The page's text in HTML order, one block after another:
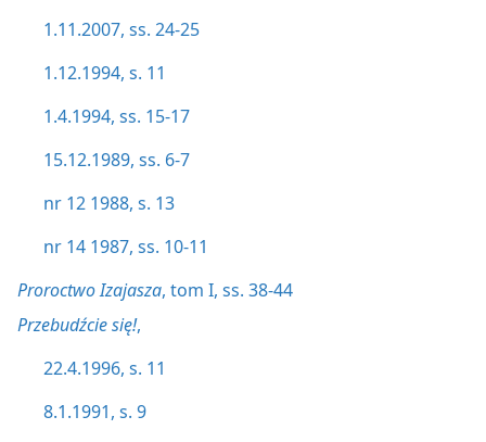
1.11.2007, ss. 24-25
1.12.1994, s. 11
1.4.1994, ss. 15-17
15.12.1989, ss. 6-7
nr 12 1988, s. 13
nr 14 1987, ss. 10-11
Proroctwo Izajasza, tom I, ss. 38-44
Przebudźcie się!,
22.4.1996, s. 11
8.1.1991, s. 9